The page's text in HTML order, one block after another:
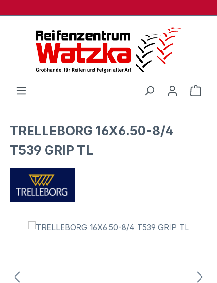
TRELLEBORG 16X6.50-8/4
T539 GRIP TL
Bildergalerie überspringen